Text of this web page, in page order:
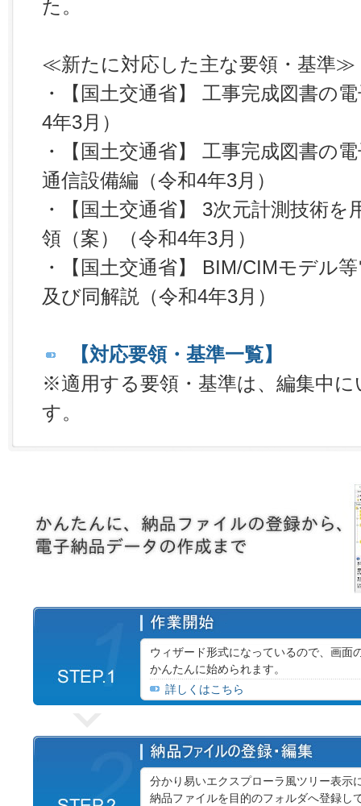
た。
≪新たに対応した主な要領・基準≫
・【国土交通省】 工事完成図書の
4年3月）
・【国土交通省】 工事完成図書の
通信設備編（令和4年3月）
・【国土交通省】 3次元計測技術を
領（案）（令和4年3月）
・【国土交通省】 BIM/CIMモデル
及び同解説（令和4年3月）
【対応要領・基準一覧】
※適用する要領・基準は、編集中
す。
ウィザード形式になっているので、画面
かんたんに始められます。
詳しくはこちら
分かり易いエクスプローラ風ツリー表示
納品ファイルを目的のフォルダへ登録し